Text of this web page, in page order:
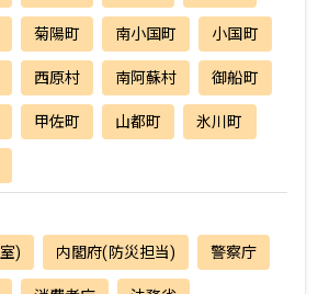
菊陽町 南小国町 小国町
西原村 南阿蘇村 御船町
甲佐町 山都町 氷川町
) 内閣府(防災担当) 警察庁